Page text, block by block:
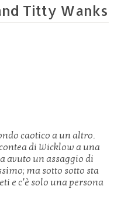
Titty Wanks
caotico a un altro.
di Wicklow a una
avuto un assaggio di
ma sotto sotto sta
e c’è solo una persona